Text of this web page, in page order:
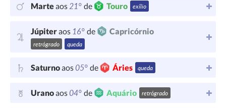
Marteaos21° de Touro exílio
Júpiteraos 16° de Capricórnio
retrógrado queda
Saturnoaos05° de Áries queda
Uranoaos04° de Aquário retrógrado